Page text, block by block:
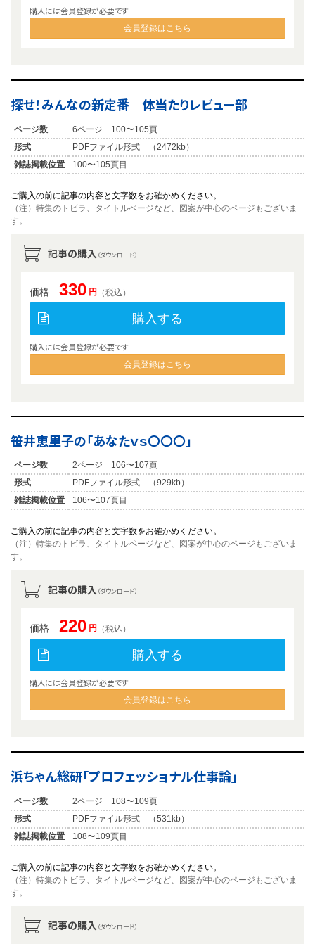
購入には会員登録が必要です
会員登録はこちら
探せ！みんなの新定番 体当たりレビュー部
ページ数
6ページ 100〜105頁
形式
PDFファイル形式 （2472kb）
雑誌掲載位置
100〜105頁目
ご購入の前に記事の内容と文字数をお確かめください。
（注）特集のトビラ、タイトルページなど、図案が中心のページもございま
す。
記事の購入 （ダウンロード）
価格 330 円 （税込）
購入する
購入には会員登録が必要です
会員登録はこちら
笹井恵里子の「あなたｖｓ〇〇〇」
ページ数
2ページ 106〜107頁
形式
PDFファイル形式 （929kb）
雑誌掲載位置
106〜107頁目
ご購入の前に記事の内容と文字数をお確かめください。
（注）特集のトビラ、タイトルページなど、図案が中心のページもございま
す。
記事の購入 （ダウンロード）
価格 220 円 （税込）
購入する
購入には会員登録が必要です
会員登録はこちら
浜ちゃん総研「プロフェッショナル仕事論」
ページ数
2ページ 108〜109頁
形式
PDFファイル形式 （531kb）
雑誌掲載位置
108〜109頁目
ご購入の前に記事の内容と文字数をお確かめください。
（注）特集のトビラ、タイトルページなど、図案が中心のページもございま
す。
記事の購入 （ダウンロード）